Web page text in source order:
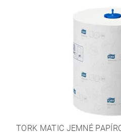
TORK MATIC JEMNÉ